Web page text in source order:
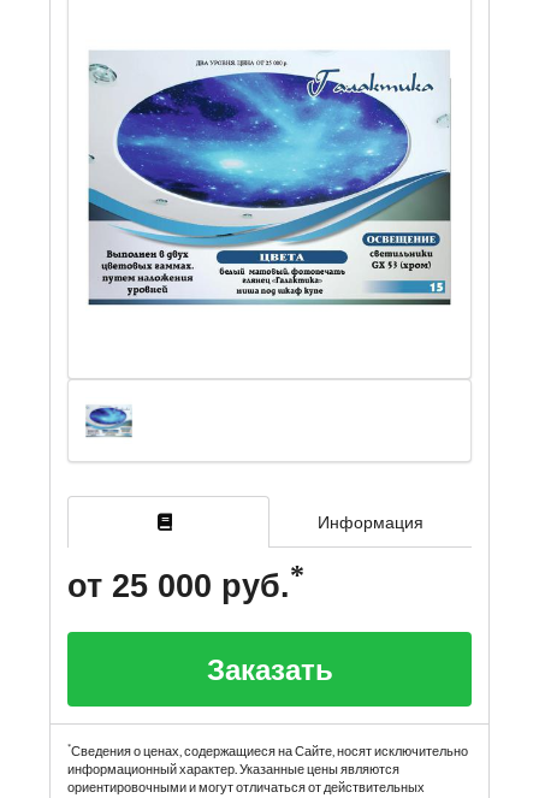
Информация
от 25 000 руб.
Заказать
*Сведения о ценах, содержащиеся на Сайте, носят исключительно
информационный характер. Указанные цены являются
ориентировочными и могут отличаться от действительных